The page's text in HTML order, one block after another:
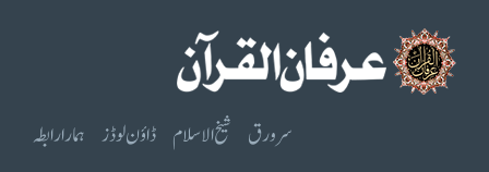
سرورق شیخ الاسلام ڈاؤن لوڈز ہمارا رابطہ